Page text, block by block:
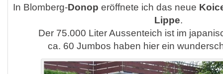
In Blomberg-Donop eröffnete ich das neue
Lippe.
Der 75.000 Liter Aussenteich ist im
ca. 60 Jumbos haben hier ein